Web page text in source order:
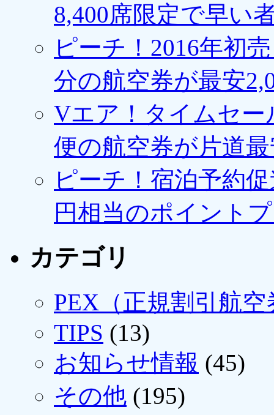
8,400席限定で早い
ピーチ！2016年初
分の航空券が最安
Vエア！タイムセー
便の航空券が片道最
ピーチ！宿泊予約
円相当のポイント
カテゴリ
PEX（正規割引航空
TIPS (13)
お知らせ情報 (45)
その他 (195)